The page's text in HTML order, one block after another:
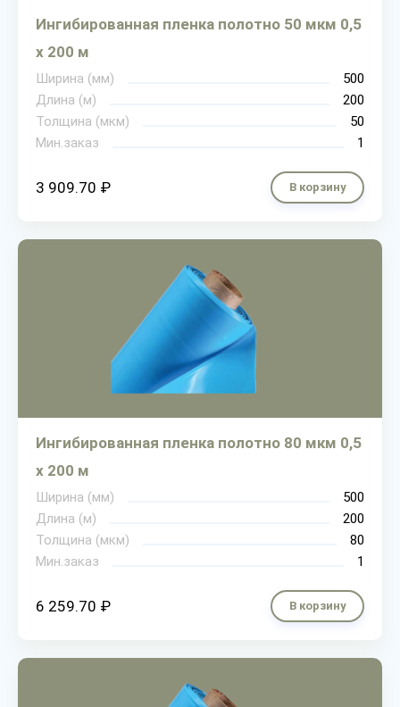
Ингибированная пленка полотно 50 мкм 0,5
х 200 м
Ширина (мм)
500
Длина (м)
200
Толщина (мкм)
50
Мин.заказ
1
3 909.70 ₽ В корзину
Ингибированная пленка полотно 80 мкм 0,5
х 200 м
Ширина (мм)
500
Длина (м)
200
Толщина (мкм)
80
Мин.заказ
1
6 259.70 ₽ В корзину